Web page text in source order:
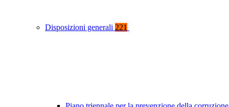
Disposizioni generali 221